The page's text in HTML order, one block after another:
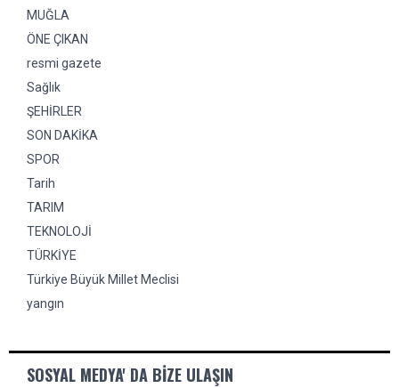
MUĞLA
ÖNE ÇIKAN
resmi gazete
Sağlık
ŞEHİRLER
SON DAKİKA
SPOR
Tarih
TARIM
TEKNOLOJİ
TÜRKİYE
Türkiye Büyük Millet Meclisi
yangın
SOSYAL MEDYA' DA BIZE ULAŞIN